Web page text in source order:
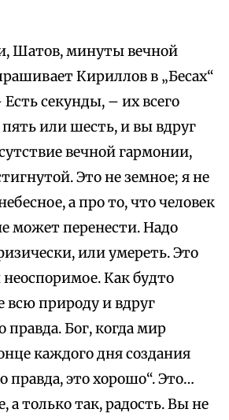
Шатов, минуты вечной
Кириллов в „Бесах“
Есть секунды, – их всего
или шесть, и вы вдруг
вечной гармонии,
Это не земное; я не
а про то, что человек
может перенести. Надо
или умереть. Это
неоспоримое. Как будто
всю природу и вдруг
правда. Бог, когда мир
каждого дня создания
правда, это хорошо“. Это…
а только так, радость. Вы не